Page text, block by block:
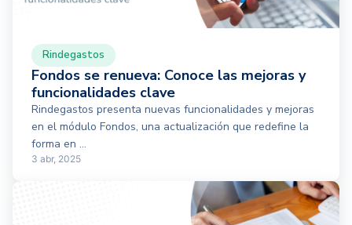
Rindegastos
Fondos se renueva: Conoce las mejoras y
funcionalidades clave
Rindegastos presenta nuevas funcionalidades y mejoras
en el módulo Fondos, una actualización que redefine la
forma en ...
3 abr, 2025